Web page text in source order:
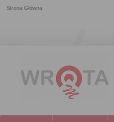
Strona Główna